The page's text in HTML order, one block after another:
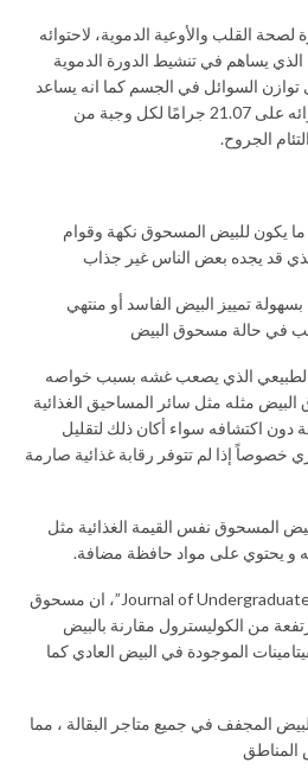
القلب والأوعية الدموية، لاحتوائه
الذي يساهم في تنشيط الدورة الدموية
السوائل في الجسم كما انه يساعد
على بناء وتقوية العضلات، لاحتوائه على 21.07 جرامًا لكل وجبة من
الجروح.
ما يكون للبيض المسحوق نكهة وقوام
قد يجده بعض الناس غير جذاب
تمييز البيض الفاسد أو منتهي
في حالة مسحوق البيض
الذي يصعب غشه بسبب خواصه
مثله مثل سائر المساحيق الغذائية
اكتشافه سواء أكان ذلك لتقليل
خصوصاً إذا لم تتوفر رقابة غذائية صارمة
المسحوق نفس القيمة الغذائية مثل
و يحتوي على مواد حافظة مضافة.
وقد اشارت مجلة “Journal of Undergraduate Research”، ان مسحوق
من الكوليسترول مقارنة بالبيض
الموجودة في البيض العادي كما
المجفف في جميع متاجر البقالة ، مما
المناطق